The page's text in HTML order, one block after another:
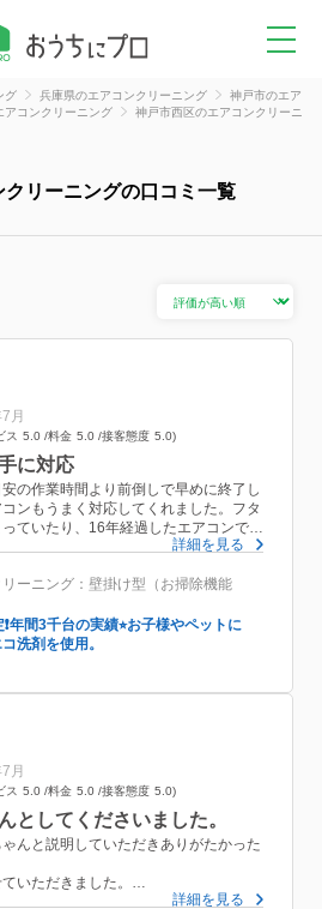
グ 兵庫県のエアコンクリーニング
神戸市のエア
アコンクリーニング
神戸市西区のエアコンクリーニ
リーニングの口コミ一覧
月
ス 5.0 料金 5.0 接客態度 5.0
に対応
の作業時間より前倒しで早めに終了し
ンもうまく対応してくれました。フタ
ていたり、16年経過したエアコンで部
す。このようなことは問題とせず、着々
詳細を見る
ーニング：壁掛け型（お掃除機能
年間3千台の実績⭐︎お子様やペットに
洗剤を使用。
月
ス 5.0 料金 5.0 接客態度 5.0
としてくださいました。
んと説明していただきありがたかった
いただきました。
詳細を見る